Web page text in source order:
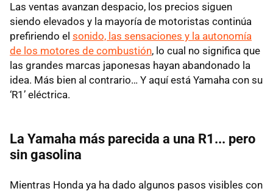
Las ventas avanzan despacio, los precios siguen
siendo elevados y la mayoría de motoristas continúa
prefiriendo el sonido, las sensaciones y la autonomía
de los motores de combustión, lo cual no significa que
las grandes marcas japonesas hayan abandonado la
idea. Más bien al contrario… Y aquí está Yamaha con su
‘R1’ eléctrica.
La Yamaha más parecida a una R1... pero
sin gasolina
Mientras Honda ya ha dado algunos pasos visibles con